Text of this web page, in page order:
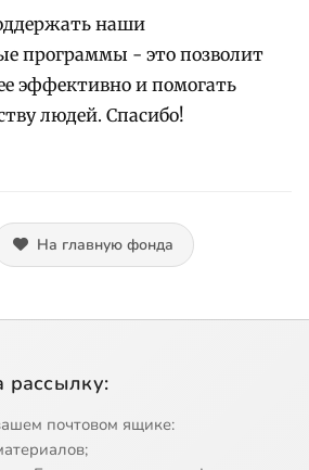
наши
программы - это позволит
эффективно и помогать
людей. Спасибо!
На главную фонда
рассылку:
почтовом ящике: